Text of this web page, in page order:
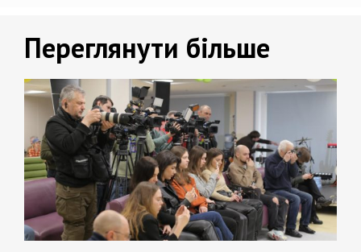
Переглянути більше